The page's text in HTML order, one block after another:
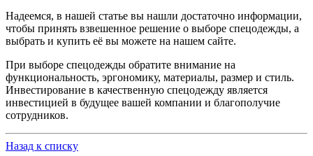
Надеемся, в нашей статье вы нашли достаточно информации,
чтобы принять взвешенное решение о выборе спецодежды, а
выбрать и купить её вы можете на нашем сайте.
При выборе спецодежды обратите внимание на
функциональность, эргономику, материалы, размер и стиль.
Инвестирование в качественную спецодежду является
инвестицией в будущее вашей компании и благополучие
сотрудников.
Назад к списку